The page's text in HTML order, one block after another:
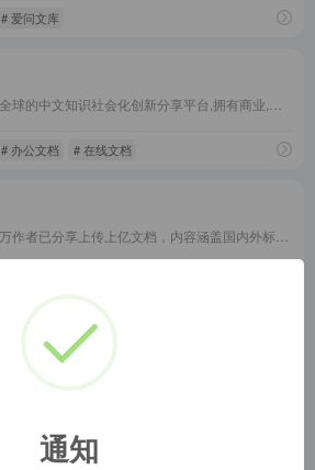
# 爱问文库
# 办公文档 # 在线文档
通知